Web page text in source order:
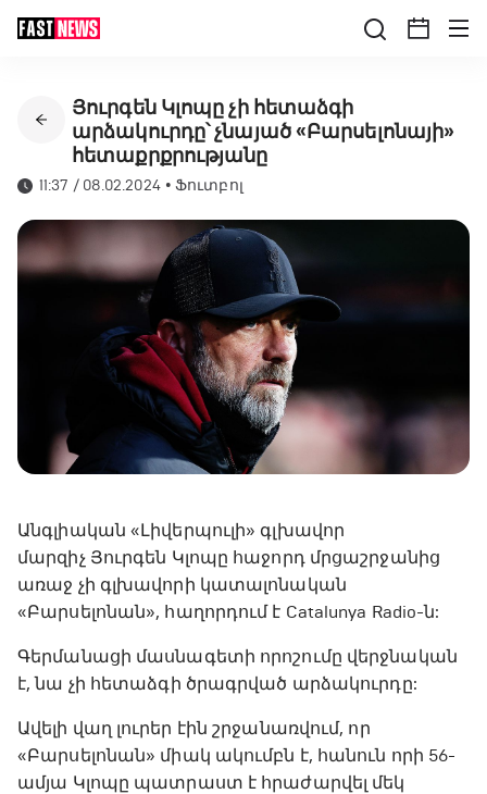
Յուրգեն Կլոպը չի հետաձգի
արձակուրդը՝ չնայած «Բարսելոնայի»
հետաքրքրությանը
11:37 / 08.02.2024 •Ֆուտբոլ
Անգլիական «Լիվերպուլի» գլխավոր
մարզիչ Յուրգեն Կլոպը հաջորդ մրցաշրջանից
առաջ չի գլխավորի կատալոնական
«Բարսելոնան», հաղորդում է Catalunya Radio-ն:
Գերմանացի մասնագետի որոշումը վերջնական
է, նա չի հետաձգի ծրագրված արձակուրդը:
Ավելի վաղ լուրեր էին շրջանառվում, որ
«Բարսելոնան» միակ ակումբն է, հանուն որի 56-
ամյա Կլոպը պատրաստ է հրաժարվել մեկ